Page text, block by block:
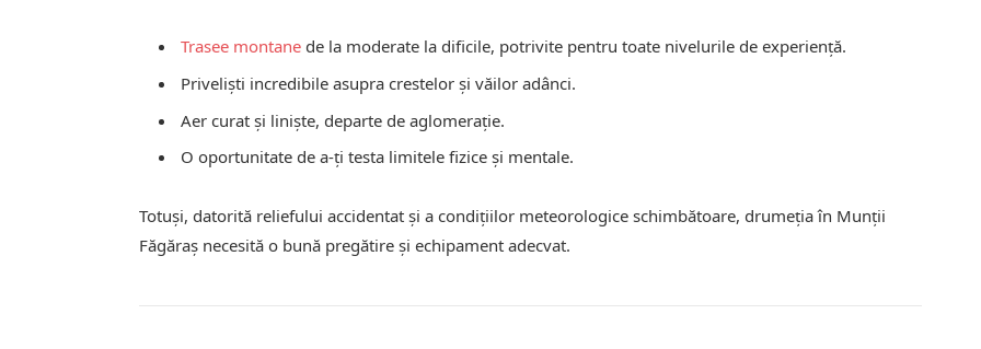
Trasee montane de la moderate la dificile, potrivite pentru toate nivelurile de experiență.
Priveliști incredibile asupra crestelor și văilor adânci.
Aer curat și liniște, departe de aglomerație.
O oportunitate de a-ți testa limitele fizice și mentale.
Totuși, datorită reliefului accidentat și a condițiilor meteorologice schimbătoare, drumeția în Munții
Făgăraș necesită o bună pregătire și echipament adecvat.